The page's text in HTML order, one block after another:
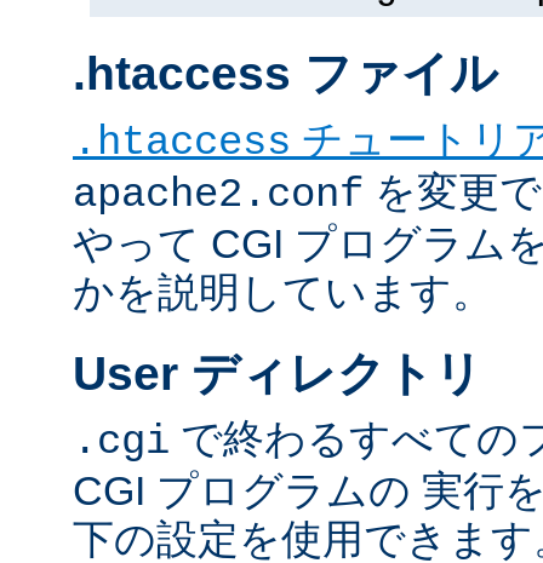
.htaccess ファイル
.htaccess チュートリ
apache2.conf を変更
やって CGI プログラム
かを説明しています。
User ディレクトリ
.cgi で終わるすべての
CGI プログラムの 実行
下の設定を使用できます